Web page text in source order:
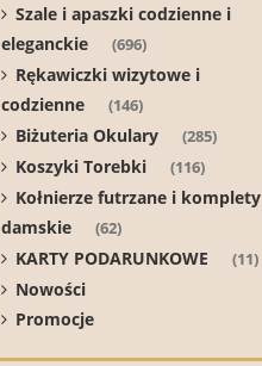
Szale i apaszki codzienne i
eleganckie
(696)
Rękawiczki wizytowe i
codzienne
(146)
Biżuteria Okulary (285)
Koszyki Torebki (116)
Kołnierze futrzane i komplety
damskie
(62)
KARTY PODARUNKOWE (11)
Nowości
Promocje